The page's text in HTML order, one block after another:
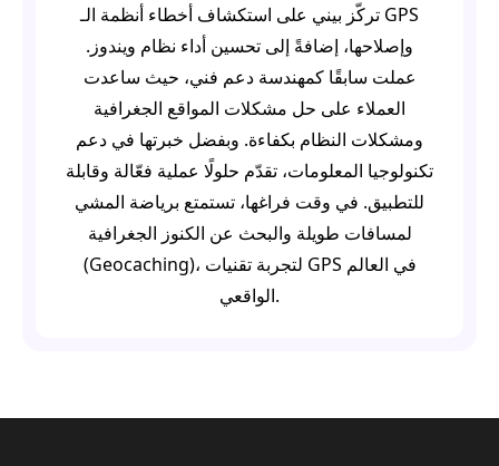
تركّز بيني على استكشاف أخطاء أنظمة الـ GPS
وإصلاحها، إضافةً إلى تحسين أداء نظام ويندوز.
عملت سابقًا كمهندسة دعم فني، حيث ساعدت
العملاء على حل مشكلات المواقع الجغرافية
ومشكلات النظام بكفاءة. وبفضل خبرتها في دعم
تكنولوجيا المعلومات، تقدّم حلولًا عملية فعّالة وقابلة
للتطبيق. في وقت فراغها، تستمتع برياضة المشي
لمسافات طويلة والبحث عن الكنوز الجغرافية
(Geocaching)، لتجربة تقنيات GPS في العالم
الواقعي.